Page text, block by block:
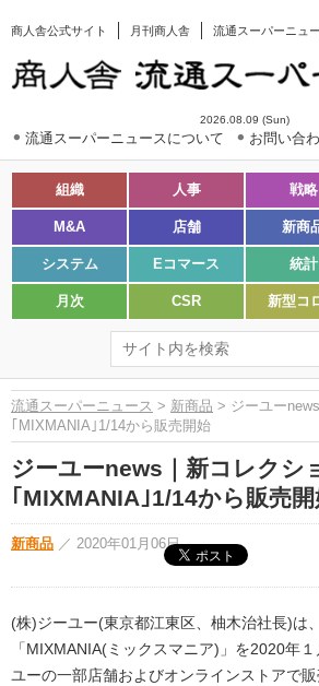
商人舎公式サイト 月刊商人舎 流通スーパーニュ
2026.08.09 (Sun)
流通スーパーニュースについて お問い合
組織 人事 戦略
M&A 店舗 新商
システム Eコマース 統計
月次 CSR 新型コ
流通スーパーニュース > 新商品 > ジーユー
｢MIXMANIA｣1/14から販売開始
ジーユーnews｜新コレクシ
｢MIXMANIA｣1/14から販売開
新商品 ／ 2020年01月06日
(株)ジーユー(東京都江東区、柚木治社長)は
「MIXMANIA(ミックスマニア)」を2020年
ユーの一部店舗およびオンラインストアで販